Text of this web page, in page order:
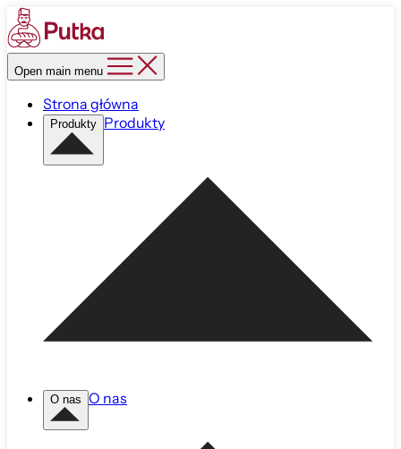
Open main menu
Strona główna
Produkty Produkty
O nas O nas